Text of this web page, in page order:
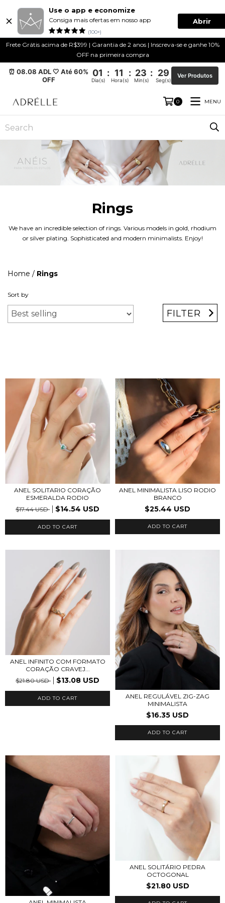
Use o app e economize
Consiga mais ofertas em nosso app
(100+)
Abrir
Frete Grátis acima de R$399 | Garantia de 2 anos | Inscreva-se e ganhe 10%
OFF na primeira compra
⏰ 08.08 ADL 🤍 Até 60%
OFF
01 : 11 : 23 : 28
Dia(s) Hora(s) Min(s) Seg(s)
Ver Produtos
0 MENU
Rings
We have an incredible selection of rings. Various models in gold, rhodium
or silver plating. Sophisticated and modern minimalists. Enjoy!
Home / Rings
Sort by
FILTER
ANEL SOLITARIO CORAÇÃO
ESMERALDA RODIO
$17.44 USD
$14.54 USD
ADD TO CART
ANEL MINIMALISTA LISO RODIO
BRANCO
$25.44 USD
ADD TO CART
ANEL INFINITO COM FORMATO
CORAÇÃO CRAVEJ...
$21.80 USD
$13.08 USD
ADD TO CART
ANEL REGULÁVEL ZIG-ZAG
MINIMALISTA
$16.35 USD
ADD TO CART
ANEL SOLITÁRIO PEDRA
OCTOGONAL
$21.80 USD